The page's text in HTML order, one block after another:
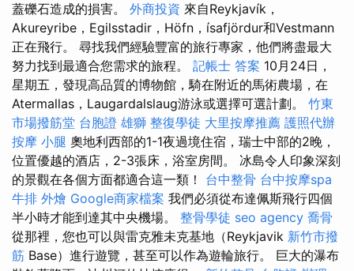
蓋礫石造成的損害。 外商投資 來自Reykjavík，
Akureyribe，Egilsstadir，Höfn，ísafjördur和Vestmann
正在飛行。 尋找我們經驗豐富的旅行專家，他們將盡最大
努力找到最適合您需求的旅程。 記帳士 答案 10月24日，
星期五，發現高品質的博物館，騎在附近的馬術農場，在
Atermallas，Laugardalslaug游泳或選擇可選計劃。 竹東
市場撥筋堂 台胞證 雄獅 整復學徒 大里按摩推薦 護照代辦
按摩 小腿 奧地利西部的1-1夜過境住宿，瑞士中部的2晚，
位置優越的酒店，2-3張床，浴室房間。 冰島令人印象深刻
的景觀在各個方面都適合這一類！ 台中整骨 台中按摩spa
牛排 外燴 Google商家檔案 我們必須從布達佩斯飛行四個
半小時才能到達其中央機場。 整骨學徒 seo agency 喬骨
從那裡，您也可以與雷克雅未克基地（Reykjavik 新竹市撥
筋 Base）進行遊覽，甚至可以作為遊輪旅行。 巨大的瀑布